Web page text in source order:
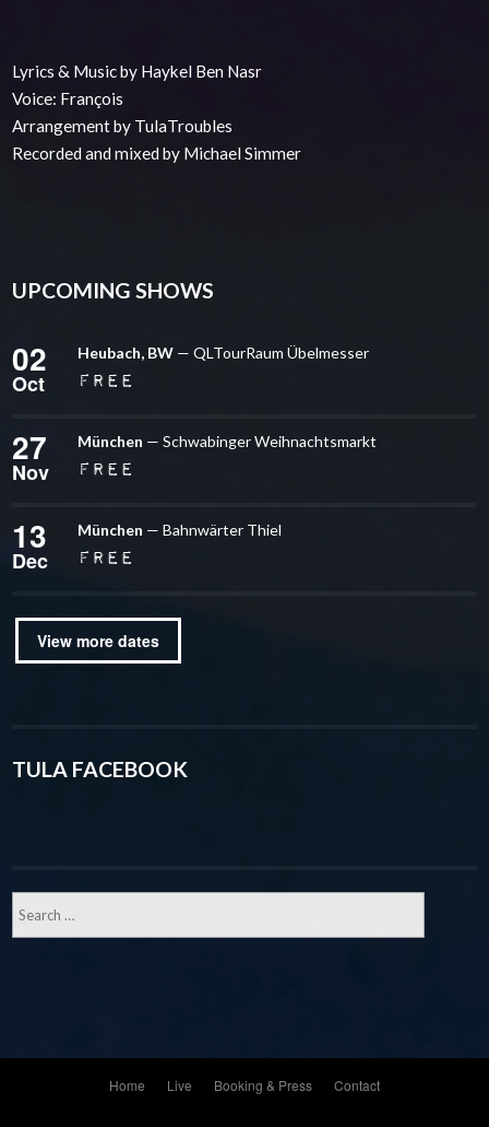
Lyrics & Music by Haykel Ben Nasr
Voice: François
Arrangement by TulaTroubles
Recorded and mixed by Michael Simmer
UPCOMING SHOWS
02
Oct
Heubach, BW — QLTourRaum Übelmesser
free
27
Nov
München — Schwabinger Weihnachtsmarkt
free
13
Dec
München — Bahnwärter Thiel
free
View more dates
TULA FACEBOOK
Home Live Booking & Press Contact